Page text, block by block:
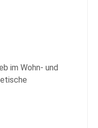
im Wohn- und